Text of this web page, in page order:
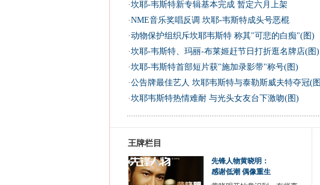
·坎耶-韦斯特新专辑基本完成 暂定六月上架
·NME音乐奖唱反调 坎耶-韦斯特成头号恶棍
·动物保护组织斥坎耶韦斯特 称其"可悲的白痴"(图)
·坎耶-韦斯特、玛丽-布莱姬赶节日打折逛名牌店(图)
·坎耶-韦斯特首部短片获"施加录影带"称号(图)
·公告牌最佳艺人 坎耶韦斯特与泰勒斯威夫特夺冠(图
·坎耶韦斯特热情难耐 与光头女友台下激吻(图)
王牌栏目
先锋人物黄晓明：
感谢低潮 偶像重生